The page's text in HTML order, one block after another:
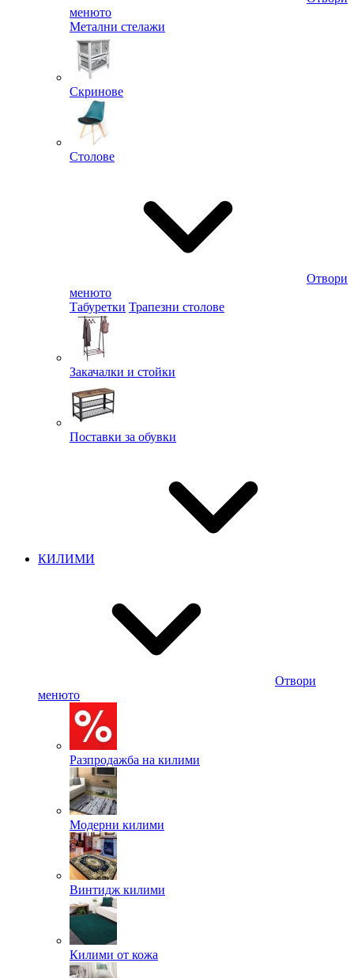
менюто
Метални стелажи
Скринове
Столове
Отвори
менюто
Табуретки Трапезни столове
Закачалки и стойки
Поставки за обувки
КИЛИМИ
Отвори
менюто
Разпродажба на килими
Модерни килими
Винтидж килими
Килими от кожа